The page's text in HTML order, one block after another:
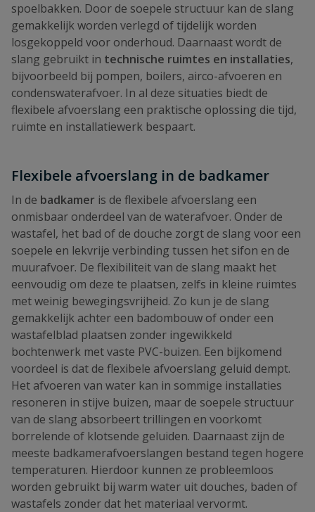
spoelbakken. Door de soepele structuur kan de slang
gemakkelijk worden verlegd of tijdelijk worden
losgekoppeld voor onderhoud. Daarnaast wordt de
slang gebruikt in technische ruimtes en installaties,
bijvoorbeeld bij pompen, boilers, airco-afvoeren en
condenswaterafvoer. In al deze situaties biedt de
flexibele afvoerslang een praktische oplossing die tijd,
ruimte en installatiewerk bespaart.
Flexibele afvoerslang in de badkamer
In de badkamer is de flexibele afvoerslang een
onmisbaar onderdeel van de waterafvoer. Onder de
wastafel, het bad of de douche zorgt de slang voor een
soepele en lekvrije verbinding tussen het sifon en de
muurafvoer. De flexibiliteit van de slang maakt het
eenvoudig om deze te plaatsen, zelfs in kleine ruimtes
met weinig bewegingsvrijheid. Zo kun je de slang
gemakkelijk achter een badombouw of onder een
wastafelblad plaatsen zonder ingewikkeld
bochtenwerk met vaste PVC-buizen. Een bijkomend
voordeel is dat de flexibele afvoerslang geluid dempt.
Het afvoeren van water kan in sommige installaties
resoneren in stijve buizen, maar de soepele structuur
van de slang absorbeert trillingen en voorkomt
borrelende of klotsende geluiden. Daarnaast zijn de
meeste badkamerafvoerslangen bestand tegen hogere
temperaturen. Hierdoor kunnen ze probleemloos
worden gebruikt bij warm water uit douches, baden of
wastafels zonder dat het materiaal vervormt.